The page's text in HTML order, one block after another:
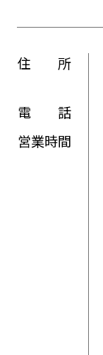
住 所
電 話
営業時間